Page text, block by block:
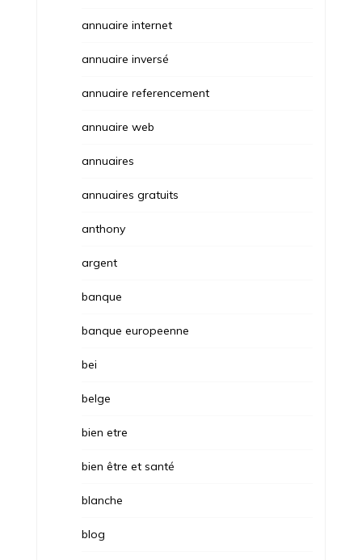
annuaire internet
annuaire inversé
annuaire referencement
annuaire web
annuaires
annuaires gratuits
anthony
argent
banque
banque europeenne
bei
belge
bien etre
bien être et santé
blanche
blog